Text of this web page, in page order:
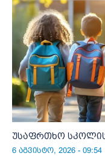
უსაფრთხო
6 აგვისტო, 2026 - 09:54